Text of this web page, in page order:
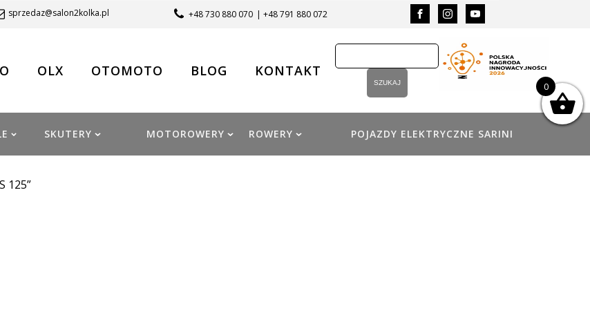
sprzedaz@salon2kolka.pl +48 730 880 070 | +48 791 880 072
OLX OTOMOTO BLOG KONTAKT
SKUTERY MOTOROWERY ROWERY POJAZDY ELEKTRYCZNE SARINI
125”
0